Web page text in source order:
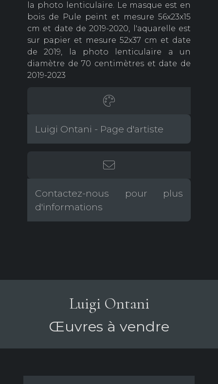
la photo lenticulaire. Le masque est en
bois de Pule peint et mesure 56x23x15
cm et date de 2019-2020, l'aquarelle est
sur papier et mesure 52x37 cm et date
de 2019, la photo lenticulaire a un
diamètre de 70 centimètres et date de
2019-2023
Luigi Ontani - Page d'artiste
Contactez-nous pour plus
d'informations
Luigi Ontani
Œuvres à vendre